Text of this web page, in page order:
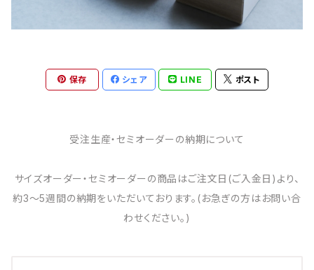
保存 シェア LINE ポスト
受注生産・セミオーダーの納期について
サイズオーダー・セミオーダーの商品はご注文日(ご入金日)より、
約3～5週間の納期をいただいております。(お急ぎの方はお問い合
わせください。)